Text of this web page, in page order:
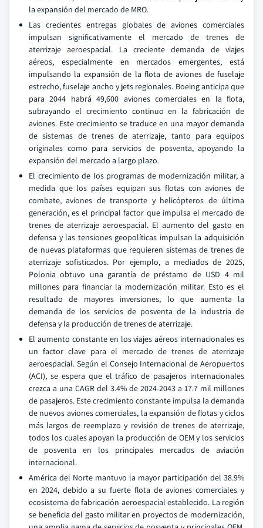
la expansión del mercado de MRO.
Las crecientes entregas globales de aviones comerciales
impulsan significativamente el mercado de trenes de
aterrizaje aeroespacial. La creciente demanda de viajes
aéreos, especialmente en mercados emergentes, está
impulsando la expansión de la flota de aviones de fuselaje
estrecho, fuselaje ancho y jets regionales. Boeing anticipa que
para 2044 habrá 49,600 aviones comerciales en la flota,
subrayando el crecimiento continuo en la fabricación de
aviones. Este crecimiento se traduce en una mayor demanda
de sistemas de trenes de aterrizaje, tanto para equipos
originales como para servicios de posventa, apoyando la
expansión del mercado a largo plazo.
El crecimiento de los programas de modernización militar, a
medida que los países equipan sus flotas con aviones de
combate, aviones de transporte y helicópteros de última
generación, es el principal factor que impulsa el mercado de
trenes de aterrizaje aeroespacial. El aumento del gasto en
defensa y las tensiones geopolíticas impulsan la adquisición
de nuevas plataformas que requieren sistemas de trenes de
aterrizaje sofisticados. Por ejemplo, a mediados de 2025,
Polonia obtuvo una garantía de préstamo de USD 4 mil
millones para financiar la modernización militar. Esto es el
resultado de mayores inversiones, lo que aumenta la
demanda de los servicios de posventa de la industria de
defensa y la producción de trenes de aterrizaje.
El aumento constante en los viajes aéreos internacionales es
un factor clave para el mercado de trenes de aterrizaje
aeroespacial. Según el Consejo Internacional de Aeropuertos
(ACI), se espera que el tráfico de pasajeros internacionales
crezca a una CAGR del 3.4% de 2024-2043 a 17.7 mil millones
de pasajeros. Este crecimiento constante impulsa la demanda
de nuevos aviones comerciales, la expansión de flotas y ciclos
más largos de reemplazo y revisión de trenes de aterrizaje,
todos los cuales apoyan la producción de OEM y los servicios
de posventa en los principales mercados de aviación
internacional.
América del Norte mantuvo la mayor participación del 38.9%
en 2024, debido a su fuerte flota de aviones comerciales y
ecosistema de fabricación aeroespacial establecido. La región
se beneficia del gasto militar en proyectos de modernización,